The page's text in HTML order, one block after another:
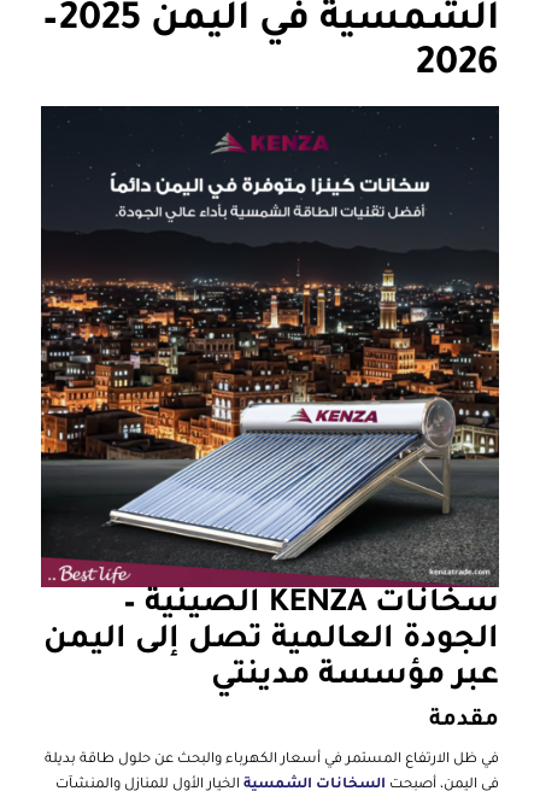
الشمسية في اليمن 2025–
2026
سخانات KENZA الصينية –
الجودة العالمية تصل إلى اليمن
عبر مؤسسة مدينتي
مقدمة
في ظل الارتفاع المستمر في أسعار الكهرباء والبحث عن حلول طاقة بديلة
في اليمن، أصبحت السخانات الشمسيةالخيار الأول للمنازل والمنشآت